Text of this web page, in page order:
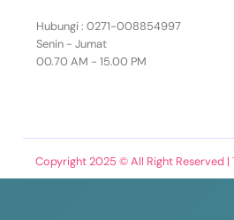
Hubungi : 0271-008854997
Senin - Jumat
00.70 AM - 15.00 PM
Copyright 2025 © All Right Reserved |